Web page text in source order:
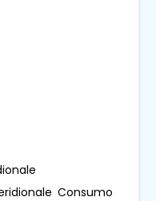
Consumo